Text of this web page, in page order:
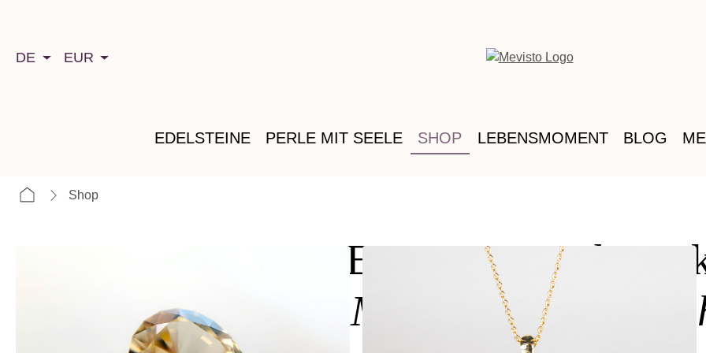
DE EUR
EDELSTEINE PERLE MIT SEELE SHOP LEBENSMOMENT BLOG
Shop
im MEVISTO Online-